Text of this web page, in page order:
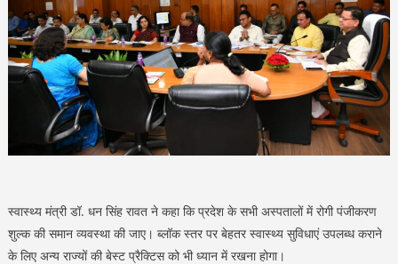
स्वास्थ्य मंत्री डॉ. धन सिंह रावत ने कहा कि प्रदेश के सभी अस्पतालों में रोगी पंजीकरण
शुल्क की समान व्यवस्था की जाए। ब्लॉक स्तर पर बेहतर स्वास्थ्य सुविधाएं उपलब्ध कराने
के लिए अन्य राज्यों की बेस्ट प्रैक्टिस को भी ध्यान में रखना होगा।